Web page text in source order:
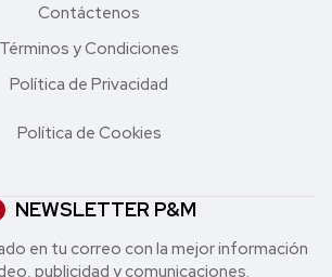
Contáctenos
Términos y Condiciones
Política de Privacidad
Política de Cookies
NEWSLETTER P&M
en tu correo con la mejor in formación
publicidad y comunicaciones.